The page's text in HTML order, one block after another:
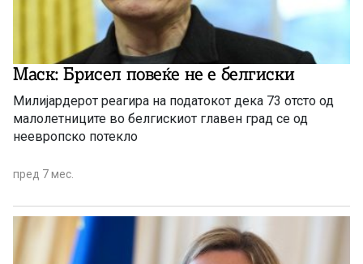
Маск: Брисел повеќе не е белгиски
Милијардерот реагира на податокот дека 73 отсто од
малолетниците во белгискиот главен град се од
неевропско потекло
пред 7 мес.